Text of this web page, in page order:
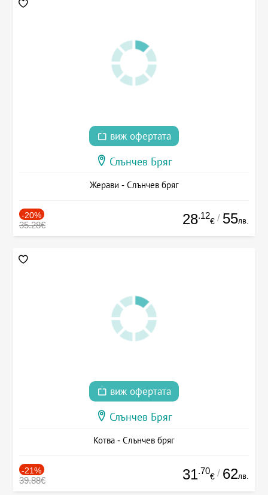
виж офертата
Слънчев Бряг
Жерави - Слънчев бряг
-20%
35.28€ 28.12
€ / 55лв.
виж офертата
Слънчев Бряг
Котва - Слънчев бряг
-21%
39.88€ 31.70
€ / 62лв.